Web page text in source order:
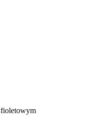
fioletowym